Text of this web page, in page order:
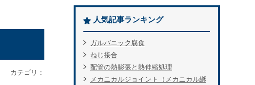
専用締付工具BPN-20R
ベンカン・ベトナム
商社様・販売店様窓口
カテゴリ：
人気記事ランキング
ガルバニック腐食
ねじ接合
配管の熱膨張と熱伸縮処理
メカニカルジョイント（メカニカル継